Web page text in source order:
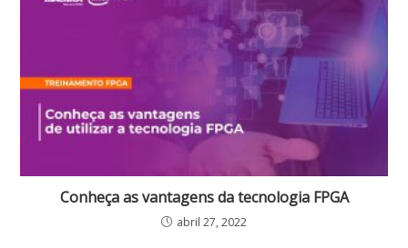
Conheça as vantagens da tecnologia FPGA
abril 27, 2022